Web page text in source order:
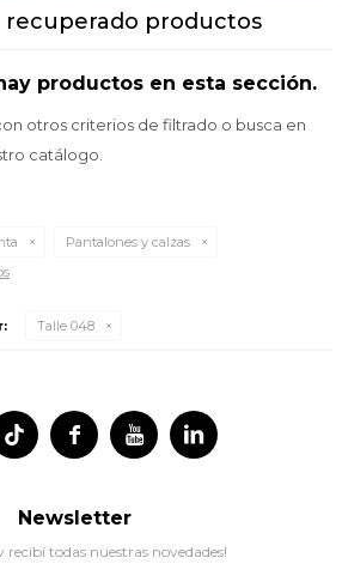
recuperado productos
productos en esta sección.
otros criterios de filtrado o busca en
catálogo.
Pantalones y calzas
Talle 048
  
Newsletter
recibí todas nuestras novedades!